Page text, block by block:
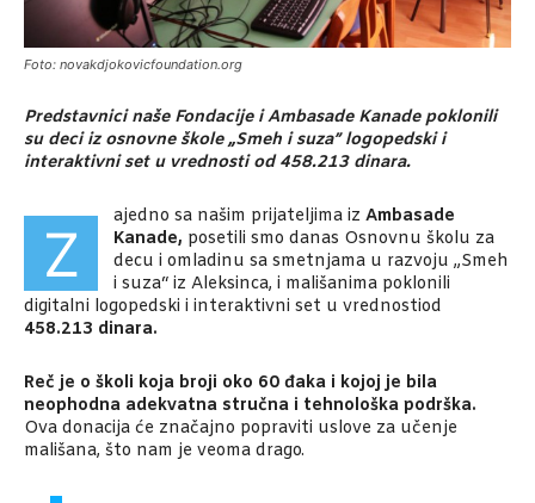
Foto: novakdjokovicfoundation.org
Predstavnici naše Fondacije i Ambasade Kanade poklonili
su deci iz osnovne škole„Smeh i suza” logopedski i
interaktivni set u vrednosti od 458.213 dinara.
Z
ajedno sa našim prijateljima iz Ambasade
Kanade, posetili smo danas Osnovnu školu za
decu i omladinu sa smetnjama u razvoju „Smeh
i suza“ iz Aleksinca, i mališanima poklonili
digitalni logopedski i interaktivni set u vrednostiod
458.213 dinara.
Reč je o školi koja broji oko 60 đaka i kojoj je bila
neophodna adekvatna stručna i tehnološka podrška.
Ova donacija će značajno popraviti uslove za učenje
mališana, što nam je veoma drago.